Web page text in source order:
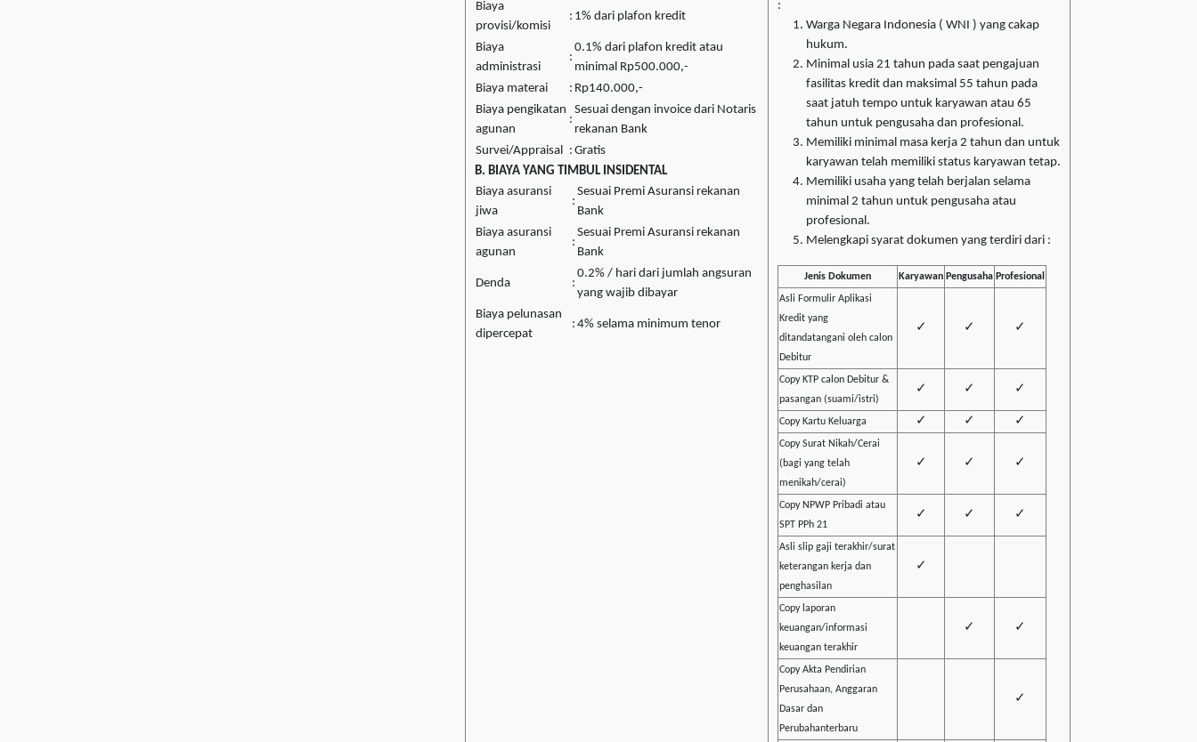
Biaya
provisi/komisi
: 1% dari plafon kredit
Biaya
administrasi
:
0.1% dari plafon kredit atau
minimal Rp500.000,-
Biaya materai
: Rp140.000,-
Biaya pengikatan
agunan
:
Sesuai dengan invoice dari Notaris
rekanan Bank
Survei/Appraisal : Gratis
B. BIAYA YANG TIMBUL INSIDENTAL
Biaya asuransi
jiwa
:
Sesuai Premi Asuransi rekanan
Bank
Biaya asuransi
agunan
:
Sesuai Premi Asuransi rekanan
Bank
Denda :
0.2% / hari dari jumlah angsuran
yang wajib dibayar
Biaya pelunasan
dipercepat
: 4% selama minimum tenor
:
Warga Negara Indonesia ( WNI ) yang cakap
hukum.
Minimal usia 21 tahun pada saat pengajuan
fasilitas kredit dan maksimal 55 tahun pada
saat jatuh tempo untuk karyawan atau 65
tahun untuk pengusaha dan profesional.
Memiliki minimal masa kerja 2 tahun dan untuk
karyawan telah memiliki status karyawan tetap.
Memiliki usaha yang telah berjalan selama
minimal 2 tahun untuk pengusaha atau
profesional.
Melengkapi syarat dokumen yang terdiri dari :
Jenis Dokumen Karyawan Pengusaha Profesional
Asli Formulir Aplikasi
Kredit yang
ditandatangani oleh calon
Debitur
✓ ✓ ✓
Copy KTP calon Debitur &
pasangan (suami/istri)
✓ ✓ ✓
Copy Kartu Keluarga ✓ ✓ ✓
Copy Surat Nikah/Cerai
(bagi yang telah
menikah/cerai)
✓ ✓ ✓
Copy NPWP Pribadi atau
SPT PPh 21
✓ ✓ ✓
Asli slip gaji terakhir/surat
keterangan kerja dan
penghasilan
✓
Copy laporan
keuangan/informasi
keuangan terakhir
✓ ✓
Copy Akta Pendirian
Perusahaan, Anggaran
Dasar dan
Perubahanterbaru
✓